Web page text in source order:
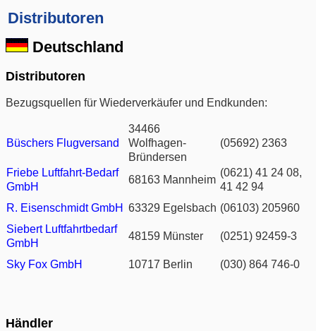
Distributoren
Deutschland
Distributoren
Bezugsquellen für Wiederverkäufer und Endkunden:
Büschers Flugversand
34466
Wolfhagen-
Bründersen
(05692) 2363
Friebe Luftfahrt-Bedarf
GmbH
68163 Mannheim
(0621) 41 24 08,
41 42 94
R. Eisenschmidt GmbH 63329 Egelsbach (06103) 205960
Siebert Luftfahrtbedarf
GmbH
48159 Münster (0251) 92459-3
Sky Fox GmbH 10717 Berlin (030) 864 746-0
Händler